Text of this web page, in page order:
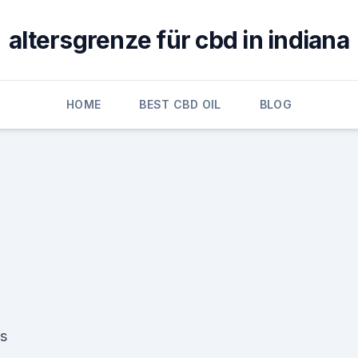
altersgrenze für cbd in indiana
HOME BEST CBD OIL BLOG